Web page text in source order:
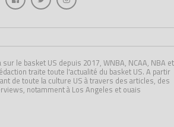
le basket US depuis 2017, WNBA, NCAA, NBA et
traite toute l'actualité du basket US. A partir
de toute la culture US à travers des articles, des
notamment à Los Angeles et ouais